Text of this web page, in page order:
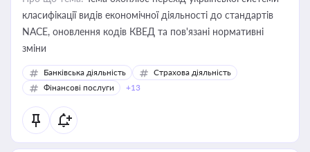
класифікації видів економічної діяльності до стандартів
NACE, оновлення кодів КВЕД та пов'язані нормативні
зміни
Банківська діяльність
Страхова діяльність
Фінансові послуги
+13